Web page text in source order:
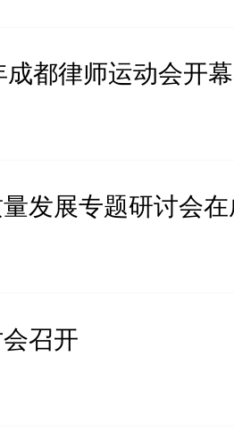
成都律师运动会开幕
发展专题研讨会
召开